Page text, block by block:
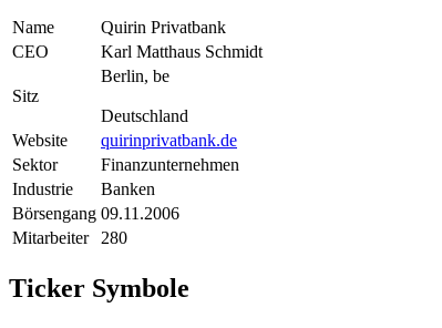
Name
Quirin Privatbank
CEO
Karl Matthaus Schmidt
Sitz
Berlin, be
Deutschland
Website
quirinprivatbank.de
Sektor
Finanzunternehmen
Industrie
Banken
Börsengang 09.11.2006
Mitarbeiter
280
Ticker Symbole